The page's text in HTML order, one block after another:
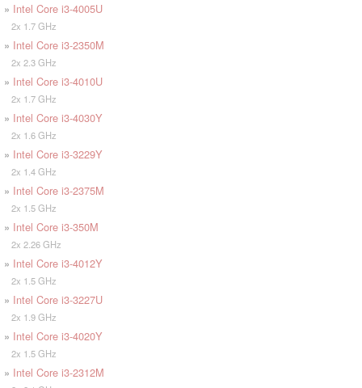
» Intel Core i3-4005U
2x 1.7 GHz
» Intel Core i3-2350M
2x 2.3 GHz
» Intel Core i3-4010U
2x 1.7 GHz
» Intel Core i3-4030Y
2x 1.6 GHz
» Intel Core i3-3229Y
2x 1.4 GHz
» Intel Core i3-2375M
2x 1.5 GHz
» Intel Core i3-350M
2x 2.26 GHz
» Intel Core i3-4012Y
2x 1.5 GHz
» Intel Core i3-3227U
2x 1.9 GHz
» Intel Core i3-4020Y
2x 1.5 GHz
» Intel Core i3-2312M